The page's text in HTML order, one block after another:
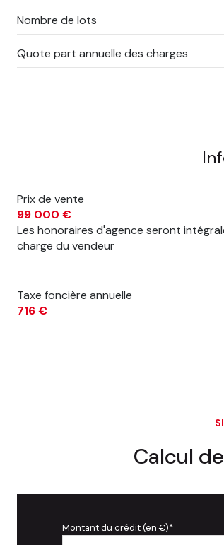
Nombre de lots
Quote part annuelle des charges
Prix de vente
99 000 €
Les honoraires d'agence seront
charge du vendeur
Taxe foncière annuelle
716 €
Calcul
Montant du crédit (en €)*